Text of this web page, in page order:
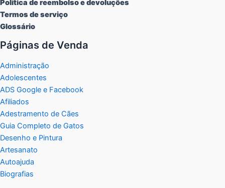
Política de reembolso e devoluções
Termos de serviço
Glossário
Páginas de Venda
Administração
Adolescentes
ADS Google e Facebook
Afiliados
Adestramento de Cães
Guia Completo de Gatos
Desenho e Pintura
Artesanato
Autoajuda
Biografias